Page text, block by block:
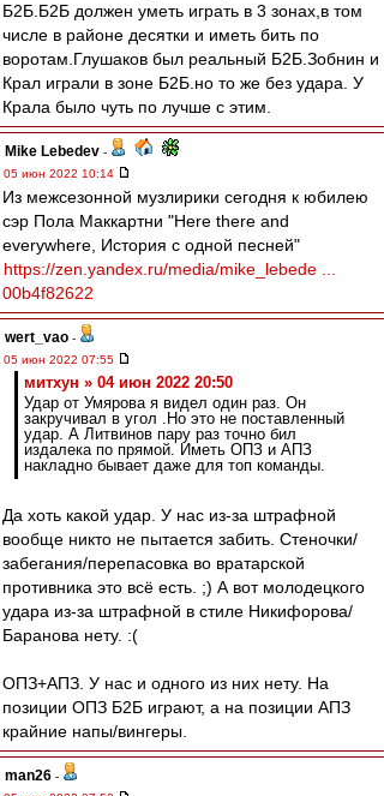
Б2Б.Б2Б должен уметь играть в 3 зонах,в том
числе в районе десятки и иметь бить по
воротам.Глушаков был реальный Б2Б.Зобнин и
Крал играли в зоне Б2Б.но то же без удара. У
Крала было чуть по лучше с этим.
Mike Lebedev -
05 июн 2022 10:14
Из межсезонной музлирики сегодня к юбилею
сэр Пола Маккартни "Here there and
everywhere, История с одной песней"
https://zen.yandex.ru/media/mike_lebede ...
00b4f82622
wert_vao -
05 июн 2022 07:55
митхун » 04 июн 2022 20:50
Удар от Умярова я видел один раз. Он
закручивал в угол .Но это не поставленный
удар. А Литвинов пару раз точно бил
издалека по прямой. Иметь ОПЗ и АПЗ
накладно бывает даже для топ команды.
Да хоть какой удар. У нас из-за штрафной
вообще никто не пытается забить. Стеночки/
забегания/перепасовка во вратарской
противника это всё есть. ;) А вот молодецкого
удара из-за штрафной в стиле Никифорова/
Баранова нету. :(
ОПЗ+АПЗ. У нас и одного из них нету. На
позиции ОПЗ Б2Б играют, а на позиции АПЗ
крайние напы/вингеры.
man26 -